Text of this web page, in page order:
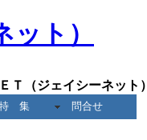
Ｔ（ジェイシーネット）
集 問合せ